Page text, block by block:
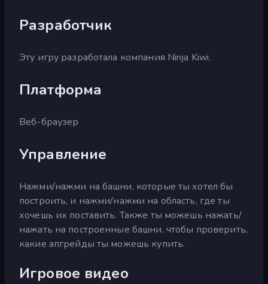
Разработчик
Эту игру разработала компания Ninja Kiwi.
Платформа
Веб-браузер
Управление
Нажми/нажми на башни, которые ты хотел бы
построить, и нажми/нажми на область, где ты
хочешь их поставить. Также ты можешь нажать/
нажать на построенные башни, чтобы проверить,
какие апгрейды ты можешь купить.
Игровое видео